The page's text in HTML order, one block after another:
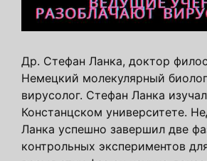
Др. Стефан Ланка, доктор
Немецкий молекулярный
вирусолог. Стефан Ланка
Констанцском университете.
Ланка успешно завершил две
контрольных экспериментов